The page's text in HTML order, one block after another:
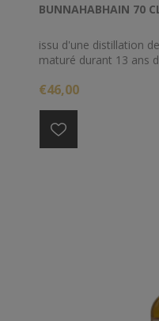
BUNNAHABHAIN 70
issu d'une distillation
maturé durant 13 ans
46% d'alcool.
€46,00